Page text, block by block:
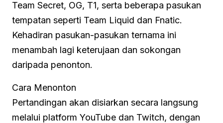
Team Secret, OG, T1, serta beberapa pasukan
tempatan seperti Team Liquid dan Fnatic.
Kehadiran pasukan-pasukan ternama ini
menambah lagi keterujaan dan sokongan
daripada penonton.
Cara Menonton
Pertandingan akan disiarkan secara langsung
melalui platform YouTube dan Twitch, dengan